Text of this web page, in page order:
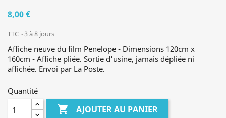
8,00 €
TTC 3 à 8 jours
Affiche neuve du film Penelope - Dimensions 120cm x
160cm - Affiche pliée. Sortie d'usine, jamais dépliée ni
affichée. Envoi par La Poste.
Quantité
 AJOUTER AU PANIER